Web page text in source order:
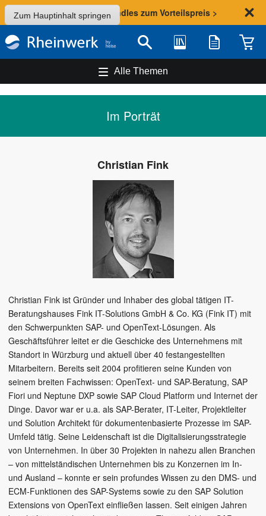
Zum Hauptinhalt springen
Sommer-Aktion: Bundles zum Vorteilspreis >
Suche Bibliothek Merkliste
Alle Themen
Im Porträt
Christian Fink
Christian Fink ist Gründer und Inhaber des global tätigen IT-
Beratungshauses Fink IT-Solutions GmbH & Co. KG (Fink IT) mit
den Schwerpunkten SAP- und OpenText-Lösungen. Als
Geschäftsführer leitet er die Geschicke des Unternehmens mit
Standort in Würzburg und aktuell über 40 festangestellten
Mitarbeitern. Bereits seit 2004 profitieren seine Kunden von
seinem breiten Fachwissen: OpenText- und SAP-Beratung, SAP
Fiori und Neptune DXP sowie SAP Cloud Platform und Internet der
Dinge. Davor war er u.a. als SAP-Berater, IT-Leiter, Projektleiter
und Solution Architekt für dokumentenbasierte Prozesse im SAP-
Umfeld tätig. Seine Leidenschaft ist die Digitalisierungsstrategie
von Unternehmen. In über 30 Projekten in nahezu allen Branchen
– von mittelständischen Unternehmen bis zu Konzernen im In-
und Ausland – konnte er sein profundes Wissen zu den DMS- und
ECM-Funktionen des SAP-Systems sowie zu den SAP Solution
Extensions von OpenText einfließen lassen. Seit einigen Jahren